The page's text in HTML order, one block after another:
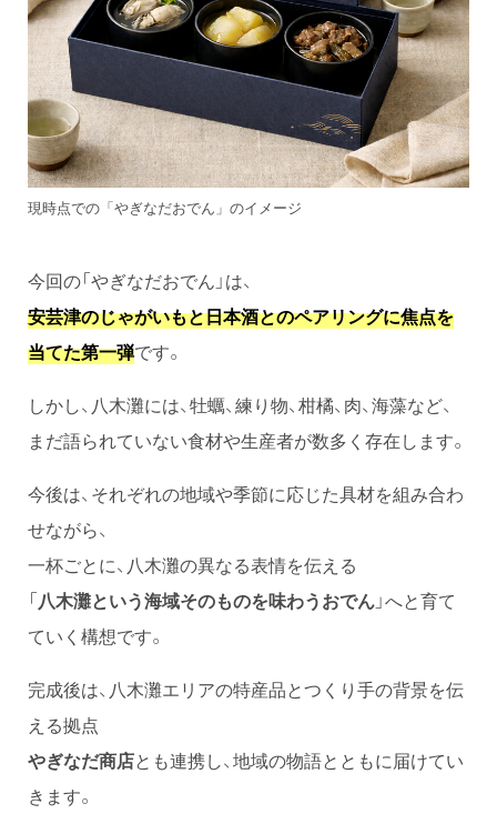
現時点での「やぎなだおでん」のイメージ
今回の「やぎなだおでん」は、
安芸津のじゃがいもと日本酒とのペアリングに焦点を
当てた第一弾です。
しかし、八木灘には、牡蠣、練り物、柑橘、肉、海藻など、
まだ語られていない食材や生産者が数多く存在します。
今後は、それぞれの地域や季節に応じた具材を組み合わ
せながら、
一杯ごとに、八木灘の異なる表情を伝える
「八木灘という海域そのものを味わうおでん」へと育て
ていく構想です。
完成後は、八木灘エリアの特産品とつくり手の背景を伝
える拠点
やぎなだ商店とも連携し、地域の物語とともに届けてい
きます。